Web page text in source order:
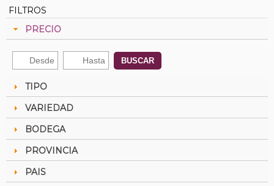
FILTROS
PRECIO
BUSCAR
TIPO
VARIEDAD
BODEGA
PROVINCIA
PAIS